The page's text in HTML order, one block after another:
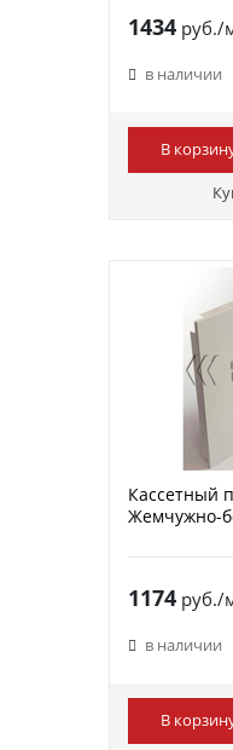
1434руб./
в наличии
В
Кассетный
Жемчужно-
1174руб./
в наличии
В